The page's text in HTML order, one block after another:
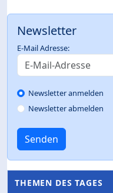
Newsletter
E-Mail Adresse:
Newsletter anmelden
Newsletter abmelden
Senden
THEMEN DES TAGES